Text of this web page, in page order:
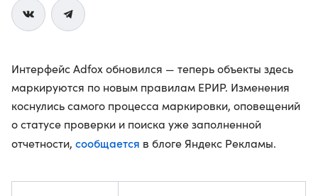
Интерфейс Adfox обновился — теперь объекты здесь
маркируются по новым правилам ЕРИР. Изменения
коснулись самого процесса маркировки, оповещений
о статусе проверки и поиска уже заполненной
отчетности, сообщается в блоге Яндекс Рекламы.